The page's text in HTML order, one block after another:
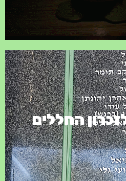
החללים
החללים
- חפשו ברשימת החללים, מצאו
וספרו מה היה הקשר שלכם אליו.